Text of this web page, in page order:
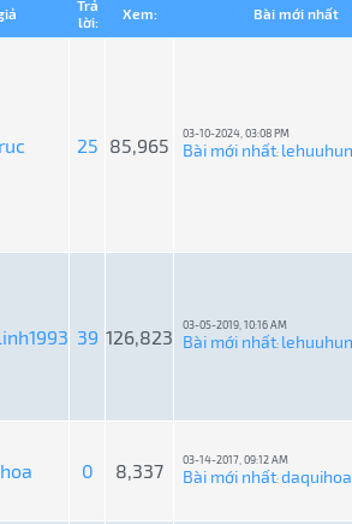
Trả
lời:
Xem: Bài mới nhất
25 85,965
03-10-2024, 03:08 PM
Bài mới nhất:
39 126,823
03-05-2019, 10:16 AM
Bài mới nhất:
0 8,337 03-14-2017, 09:12 AM
Bài mới nhất:daquihoa